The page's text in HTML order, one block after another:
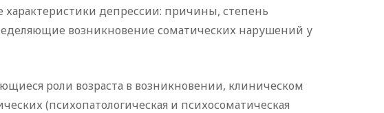
депрессии: причины, степень
возникновение соматических нарушений у
роли возраста в возникновении, клиническом
(психопатологическая и психосоматическая